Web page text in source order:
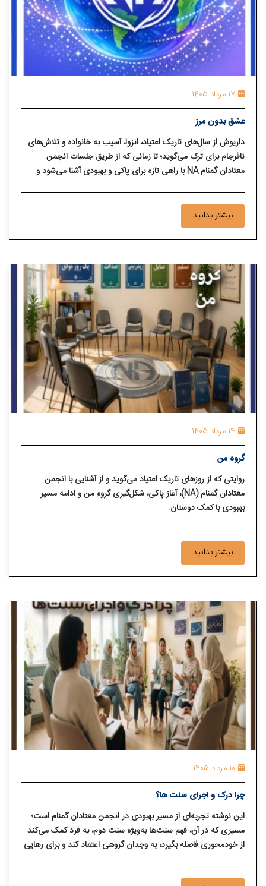
17 مرداد 1405
عشق بدون مرز
داریوش از سال‌های تاریک اعتیاد، انزوا، آسیب به خانواده و تلاش‌های
نافرجام برای ترک می‌گوید؛ تا زمانی که از طریق جلسات انجمن
معتادان گمنام NA با راهی تازه برای پاکی و بهبودی آشنا می‌شود و
بیشتر بدانید
14 مرداد 1405
گروه من
روایتی که از روزهای تاریک اعتیاد می‌گوید و از آشنایی با انجمن
معتادان گمنام (NA)، آغاز پاکی، شکل‌گیری گروه من و ادامه مسیر
بهبودی با کمک دوستان.
بیشتر بدانید
10 مرداد 1405
چرا درک و اجرای سنت ها؟
این نوشته تجربه‌ای از مسیر بهبودی در انجمن معتادان گمنام است؛
مسیری که در آن، فهم سنت‌ها به‌ویژه سنت دوم، به فرد کمک می‌کند
از خودمحوری فاصله بگیرد، به وجدان گروهی اعتماد کند و برای رهایی